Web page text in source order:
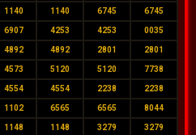
1140 1140 6745 6745
6907 4253 4253 0035
4892 4892 2801 2801
4573 5120 5120 7738
4554 4554 2238 2238
1102 6565 6565 8044
1148 1148 3279 3279